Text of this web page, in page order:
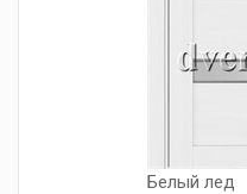
Белый лед